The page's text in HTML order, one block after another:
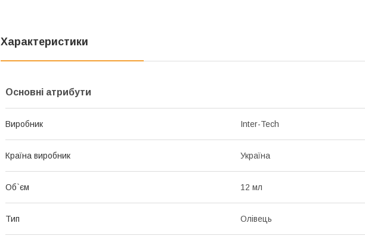
Характеристики
Основні атрибути
Виробник Inter-Tech
Країна виробник Україна
Об`єм 12 мл
Тип Олівець